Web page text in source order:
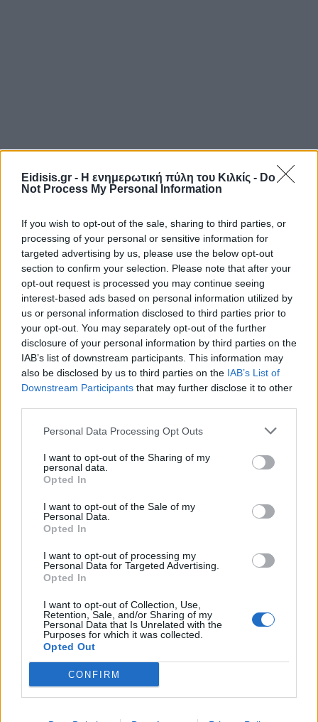
Eidisis.gr - Η ενημερωτική πύλη του Κιλκίς - Do
Not Process My Personal Information
If you wish to opt-out of the sale, sharing to third parties, or
processing of your personal or sensitive information for
targeted advertising by us, please use the below opt-out
section to confirm your selection. Please note that after your
opt-out request is processed you may continue seeing
interest-based ads based on personal information utilized by
us or personal information disclosed to third parties prior to
your opt-out. You may separately opt-out of the further
disclosure of your personal information by third parties on the
IAB’s list of downstream participants. This information may
also be disclosed by us to third parties on the IAB’s List of
Downstream Participants that may further disclose it to other
Personal Data Processing Opt Outs
I want to opt-out of the Sharing of my
personal data.
Opted In
I want to opt-out of the Sale of my
Personal Data.
Opted In
I want to opt-out of processing my
Personal Data for Targeted Advertising.
Opted In
I want to opt-out of Collection, Use,
Retention, Sale, and/or Sharing of my
Personal Data that Is Unrelated with the
Purposes for which it was collected.
Opted Out
CONFIRM
Πρωινή